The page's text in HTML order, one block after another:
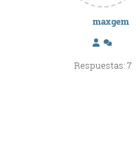
maxgem
Respuestas: 7